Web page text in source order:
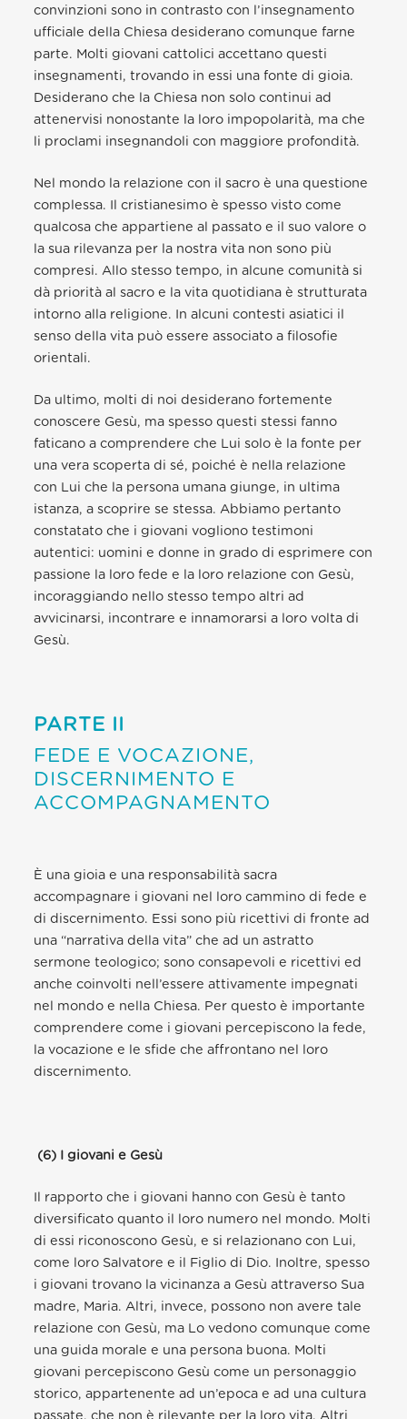
convinzioni sono in contrasto con l’insegnamento
ufficiale della Chiesa desiderano comunque farne
parte. Molti giovani cattolici accettano questi
insegnamenti, trovando in essi una fonte di gioia.
Desiderano che la Chiesa non solo continui ad
attenervisi nonostante la loro impopolarità, ma che
li proclami insegnandoli con maggiore profondità.
Nel mondo la relazione con il sacro è una questione
complessa. Il cristianesimo è spesso visto come
qualcosa che appartiene al passato e il suo valore o
la sua rilevanza per la nostra vita non sono più
compresi. Allo stesso tempo, in alcune comunità si
dà priorità al sacro e la vita quotidiana è strutturata
intorno alla religione. In alcuni contesti asiatici il
senso della vita può essere associato a filosofie
orientali.
Da ultimo, molti di noi desiderano fortemente
conoscere Gesù, ma spesso questi stessi fanno
faticano a comprendere che Lui solo è la fonte per
una vera scoperta di sé, poiché è nella relazione
con Lui che la persona umana giunge, in ultima
istanza, a scoprire se stessa. Abbiamo pertanto
constatato che i giovani vogliono testimoni
autentici: uomini e donne in grado di esprimere con
passione la loro fede e la loro relazione con Gesù,
incoraggiando nello stesso tempo altri ad
avvicinarsi, incontrare e innamorarsi a loro volta di
Gesù.
PARTE II
FEDE E VOCAZIONE,
DISCERNIMENTO E
ACCOMPAGNAMENTO
È una gioia e una responsabilità sacra
accompagnare i giovani nel loro cammino di fede e
di discernimento. Essi sono più ricettivi di fronte ad
una “narrativa della vita” che ad un astratto
sermone teologico; sono consapevoli e ricettivi ed
anche coinvolti nell’essere attivamente impegnati
nel mondo e nella Chiesa. Per questo è importante
comprendere come i giovani percepiscono la fede,
la vocazione e le sfide che affrontano nel loro
discernimento.
(6) I giovani e Gesù
Il rapporto che i giovani hanno con Gesù è tanto
diversificato quanto il loro numero nel mondo. Molti
di essi riconoscono Gesù, e si relazionano con Lui,
come loro Salvatore e il Figlio di Dio. Inoltre, spesso
i giovani trovano la vicinanza a Gesù attraverso Sua
madre, Maria. Altri, invece, possono non avere tale
relazione con Gesù, ma Lo vedono comunque come
una guida morale e una persona buona. Molti
giovani percepiscono Gesù come un personaggio
storico, appartenente ad un’epoca e ad una cultura
passate, che non è rilevante per la loro vita. Altri